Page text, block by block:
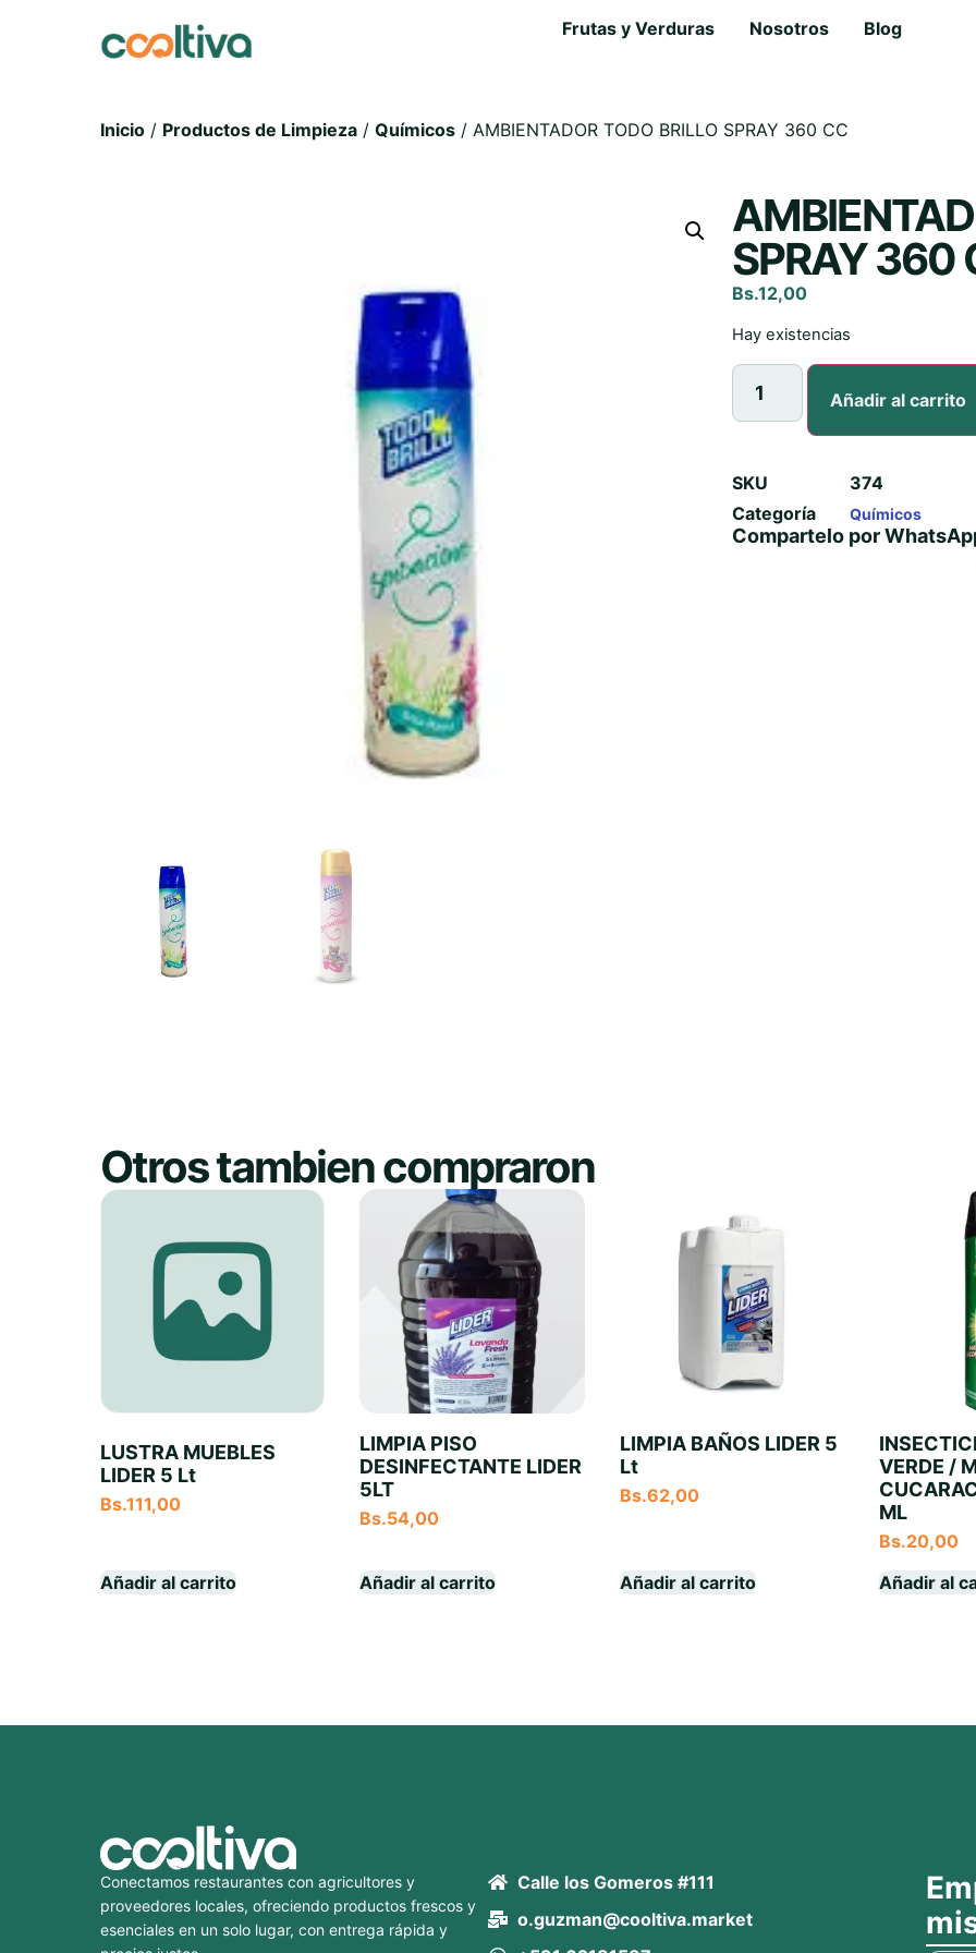
Frutas y Verduras Nosotros Blog
Inicio / Productos de Limpieza / Químicos / AMBIENTADOR TODO BRILLO SPRAY 360 CC
SPRAY 360
Bs.12,00
Hay existencias
Añadir al carrito
SKU
374
Categoría
Químicos
Compartelo por
Otros tambien compraron
LUSTRA MUEBLES
LIDER 5 Lt
Bs.111,00
Añadir al carrito
LIMPIA PISO
DESINFECTANTE LIDER
5LT
Bs.54,00
Añadir al carrito
LIMPIA BAÑOS LIDER 5
Lt
Bs.62,00
Añadir al carrito
VERDE /
ML
Bs.20,00
Añadir al
Conectamos restaurantes con agricultores y
proveedores locales, ofreciendo productos frescos y
esenciales en un solo lugar, con entrega rápida y
Calle los Gomeros #111
o.guzman@cooltiva.market